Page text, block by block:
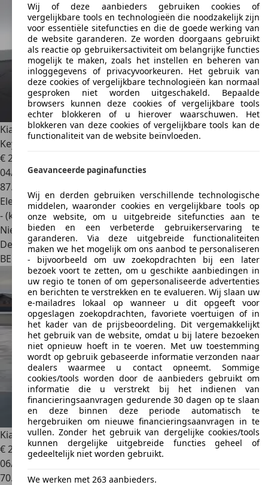
Kia EV677 kWh Earth LEDER/CUIR LED GPS PDC CAM
Keyless BL
€ 26.390
04/2022
87.940 km
Elektrisch
- (kWh/100 km)
Nieuw
Dealer
BE 2630 Aartselaar
Kia EV6EV6 77.4 kWh RWD Earth
€ 28.5001
06/2023
70.000 km
Wij of deze aanbieders gebruiken cookies of
vergelijkbare tools en technologieën die noodzakelijk zijn
voor essentiële sitefuncties en die de goede werking van
de website garanderen. Ze worden doorgaans gebruikt
als reactie op gebruikersactiviteit om belangrijke functies
mogelijk te maken, zoals het instellen en beheren van
inloggegevens of privacyvoorkeuren. Het gebruik van
deze cookies of vergelijkbare technologieën kan normaal
gesproken niet worden uitgeschakeld. Bepaalde
browsers kunnen deze cookies of vergelijkbare tools
echter blokkeren of u hierover waarschuwen. Het
blokkeren van deze cookies of vergelijkbare tools kan de
functionaliteit van de website beïnvloeden.
Geavanceerde paginafuncties
Wij en derden gebruiken verschillende technologische
middelen, waaronder cookies en vergelijkbare tools op
onze website, om u uitgebreide sitefuncties aan te
bieden en een verbeterde gebruikerservaring te
garanderen. Via deze uitgebreide functionaliteiten
maken we het mogelijk om ons aanbod te personaliseren
- bijvoorbeeld om uw zoekopdrachten bij een later
bezoek voort te zetten, om u geschikte aanbiedingen in
uw regio te tonen of om gepersonaliseerde advertenties
en berichten te verstrekken en te evalueren. Wij slaan uw
e-mailadres lokaal op wanneer u dit opgeeft voor
opgeslagen zoekopdrachten, favoriete voertuigen of in
het kader van de prijsbeoordeling. Dit vergemakkelijkt
het gebruik van de website, omdat u bij latere bezoeken
niet opnieuw hoeft in te voeren. Met uw toestemming
wordt op gebruik gebaseerde informatie verzonden naar
dealers waarmee u contact opneemt. Sommige
cookies/tools worden door de aanbieders gebruikt om
informatie die u verstrekt bij het indienen van
financieringsaanvragen gedurende 30 dagen op te slaan
en deze binnen deze periode automatisch te
hergebruiken om nieuwe financieringsaanvragen in te
vullen. Zonder het gebruik van dergelijke cookies/tools
kunnen dergelijke uitgebreide functies geheel of
gedeeltelijk niet worden gebruikt.
We werken met 263 aanbieders.